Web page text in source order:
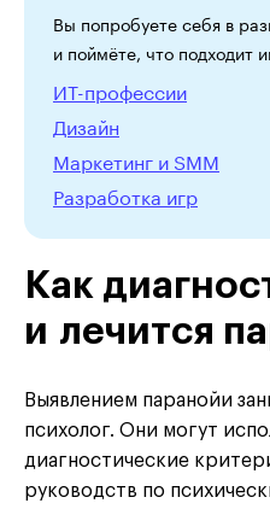
Вы попробуете себя в
и поймёте, что подходит
ИТ-профессии
Дизайн
Маркетинг и SMM
Разработка игр
Как
и лечится
Выявлением паранойи
психолог. Они могут
диагностические
руководств по